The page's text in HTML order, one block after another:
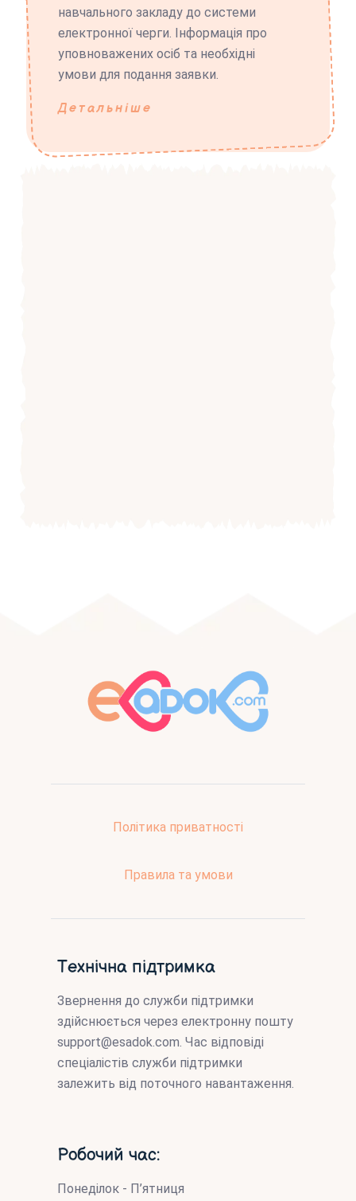
навчального закладу до системи
електронної черги. Інформація про
уповноважених осіб та необхідні
умови для подання заявки.
Детальніше
Політика приватності
Правила та умови
Технічна підтримка
Звернення до служби підтримки
здійснюється через електронну пошту
support@esadok.com. Час відповіді
спеціалістів служби підтримки
залежить від поточного навантаження.
Робочий час:
Понеділок - П’ятниця